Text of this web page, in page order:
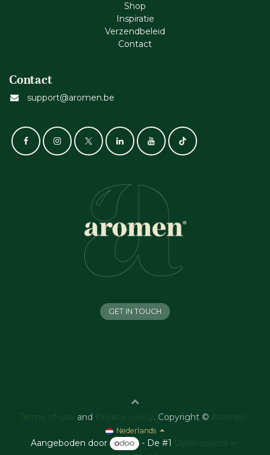
Shop
Inspiratie
Verzendbeleid
Cont​act
Contact
support@aromen.be
GET IN TOUCH
Terms of Use and Privacy Policy . Copyright © Aromen
Nederlands
Aangeboden door - De #1 Open source e-